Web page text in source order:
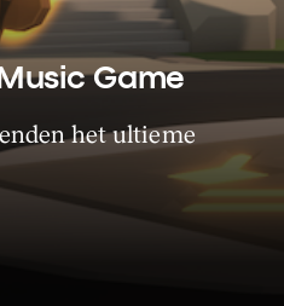
Game
het ultieme